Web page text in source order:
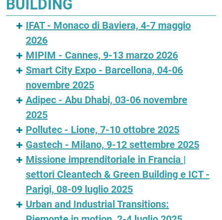
BUILDING
IFAT - Monaco di Baviera, 4-7 maggio
2026
MIPIM - Cannes, 9-13 marzo 2026
Smart City Expo - Barcellona, 04-06
novembre 2025
Adipec - Abu Dhabi, 03-06 novembre
2025
Pollutec - Lione, 7-10 ottobre 2025
Gastech - Milano, 9-12 settembre 2025
Missione imprenditoriale in Francia |
settori Cleantech & Green Building e ICT -
Parigi, 08-09 luglio 2025
Urban and Industrial Transitions: